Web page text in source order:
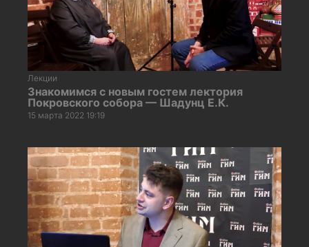
Лекции
Знакомимся с новым гостем лектория
Покровского собора — Шадунц Е.К.
15 марта 2022 19:19